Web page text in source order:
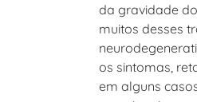
da gravidade
muitos desses
os sintomas,
em alguns